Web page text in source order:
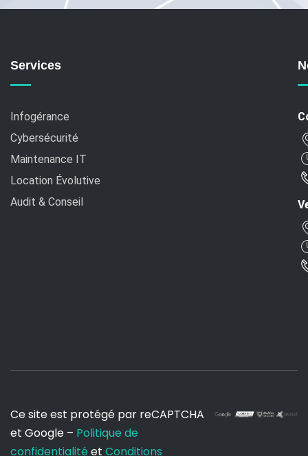
Services
Infogérance
Cybersécurité
Maintenance IT
Location Évolutive
Audit & Conseil
Ce site est protégé par reCAPTCHA
et Google – Politique de
confidentialité et Conditions